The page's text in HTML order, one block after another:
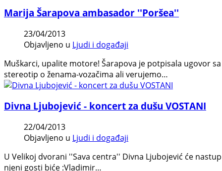
Marija Šarapova ambasador ''Poršea''
23/04/2013
Objavljeno u Ljudi i događaji
Muškarci, upalite motore! Šarapova je potpisala ugovor
stereotip o ženama-vozačima ali verujemo…
Divna Ljubojević - koncert za dušu VOSTANI
22/04/2013
Objavljeno u Ljudi i događaji
U Velikoj dvorani ''Sava centra'' Divna Ljubojević će
njeni gosti biće :Vlаdimir…